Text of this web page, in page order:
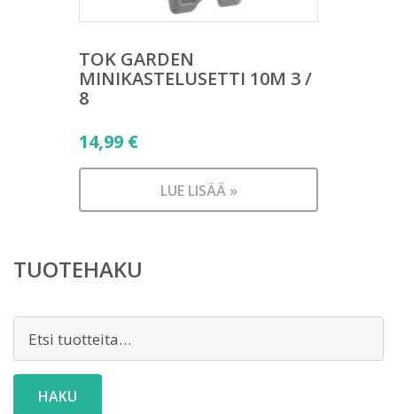
TOK GARDEN
MINIKASTELUSETTI 10M 3 /
8
14,99 €
LUE LISÄÄ »
TUOTEHAKU
HAKU